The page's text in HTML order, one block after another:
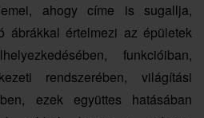
ahogy címe is sugallja,
ábrákkal értelmezi az épületek
funkcióiban,
rendszerében, világítási
ezek együttes hatásában